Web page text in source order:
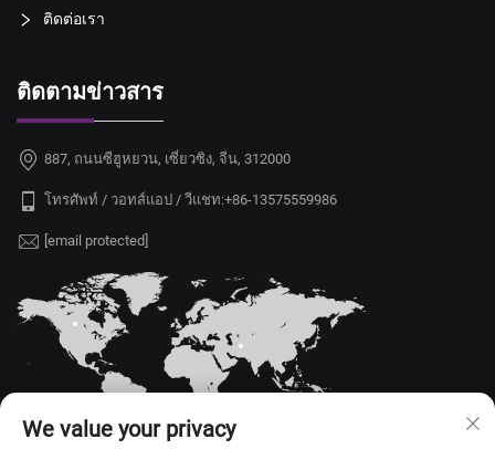
ติดต่อเรา
ติดตามข่าวสาร
887, ถนนซีฮูหยวน, เซี่ยวซิง, จีน, 312000
โทรศัพท์ / วอทส์แอป / วีแชท:+86-13575559986
[email protected]
We value your privacy